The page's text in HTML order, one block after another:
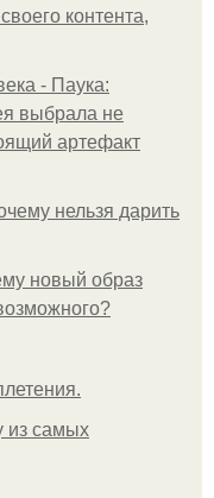
контента,
- Паука:
выбрала не
артефакт
нельзя дарить
новый образ
из самых